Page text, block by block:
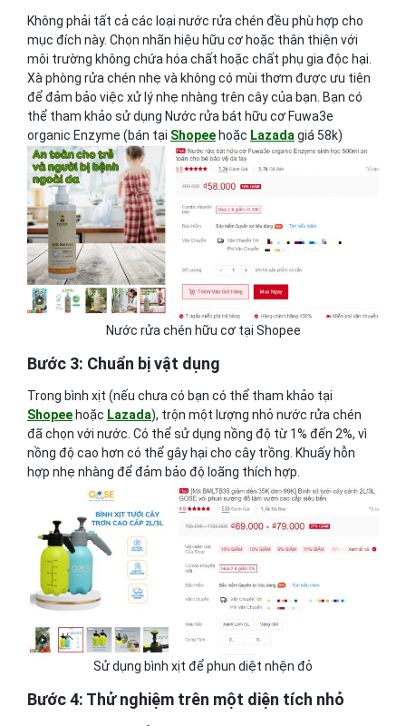
Không phải tất cả các loại nước rửa chén đều phù hợp cho
mục đích này. Chọn nhãn hiệu hữu cơ hoặc thân thiện với
môi trường không chứa hóa chất hoặc chất phụ gia độc hại.
Xà phòng rửa chén nhẹ và không có mùi thơm được ưu tiên
để đảm bảo việc xử lý nhẹ nhàng trên cây của bạn. Bạn có
thể tham khảo sử dụng Nước rửa bát hữu cơ Fuwa3e
organic Enzyme (bán tại Shopee hoặc Lazadagiá 58k)
Nước rửa chén hữu cơ tại Shopee
Bước 3: Chuẩn bị vật dụng
Trong bình xịt (nếu chưa có bạn có thể tham khảo tại
Shopee hoặc Lazada), trộn một lượng nhỏ nước rửa chén
đã chọn với nước. Có thể sử dụng nồng độ từ 1% đến 2%, vì
nồng độ cao hơn có thể gây hại cho cây trồng. Khuấy hỗn
hợp nhẹ nhàng để đảm bảo độ loãng thích hợp.
Sử dụng bình xịt để phun diệt nhện đỏ
Bước 4: Thử nghiệm trên một diện tích nhỏ